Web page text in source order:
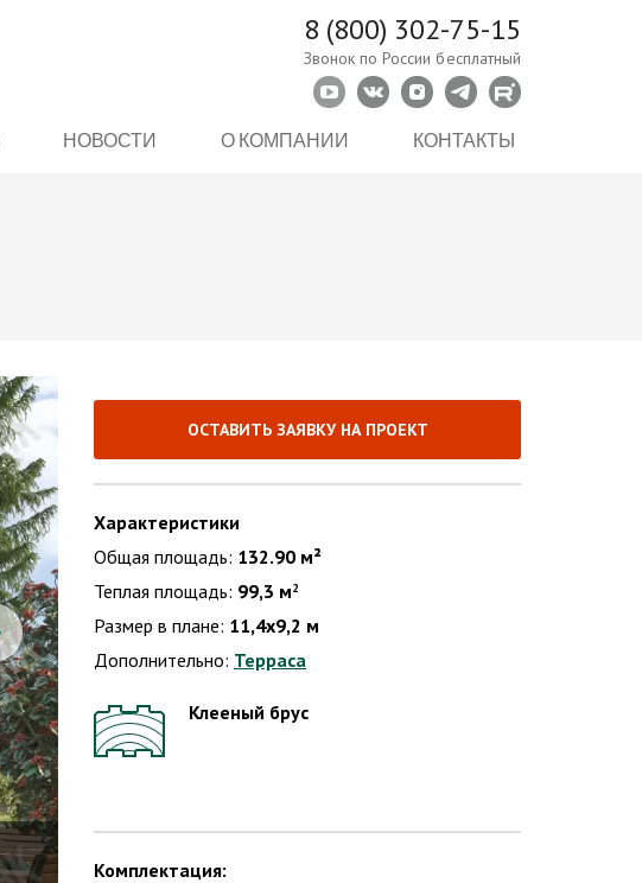
8 (800) 302-75-15
Звонок по России бесплатный
НОВОСТИ О КОМПАНИИ КОНТАКТЫ
ОСТАВИТЬ ЗАЯВКУ НА ПРОЕКТ
Характеристики
Общая площадь: 132.90 м²
Теплая площадь: 99,3 м2
Размер в плане: 11,4х9,2 м
Дополнительно: Терраса
Клееный брус
Комплектация: